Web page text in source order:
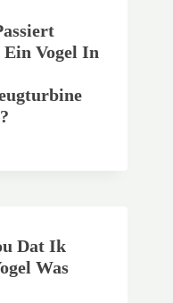
Ein Vogel In
Dat Ik
Was